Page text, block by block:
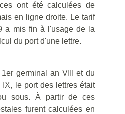
ont été calculées de
en ligne droite. Le tarif
a mis fin à l'usage de la
du port d'une lettre.
1er germinal an VIII et du
le port des lettres était
sous. À partir de ces
furent calculées en